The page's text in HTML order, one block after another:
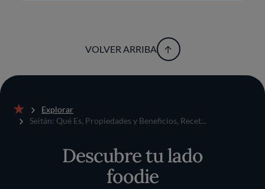
VOLVER ARRIBA
Inicio
Explorar
Seitán: Qué Es, Propiedades y Beneficios, Recet...
Descubre tu lado
foodie